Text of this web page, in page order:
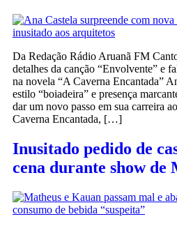
Da Redação Rádio Aruanã FM
detalhes da canção “Envolvente” e
na novela “A Caverna Encantada”
estilo “boiadeira” e presença
dar um novo passo em sua carreira
Caverna Encantada, […]
Inusitado pedido de
cena durante show de